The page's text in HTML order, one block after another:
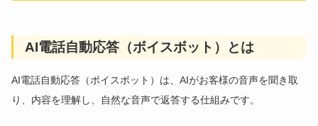
AI電話自動応答（ボイスボット）とは
AI電話自動応答（ボイスボット）は、AIがお客様の音声を聞き取
り、内容を理解し、自然な音声で返答する仕組みです。